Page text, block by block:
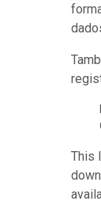
This